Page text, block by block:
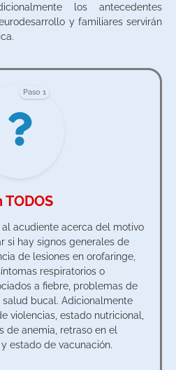
los antecedentes
y familiares servirán
TODOS
acudiente acerca del motivo
si hay signos generales de
de lesiones en orofaringe,
respiratorios o
a fiebre, problemas de
salud bucal. Adicionalmente
violencias, estado nutricional,
de anemia, retraso en el
estado de vacunación.
Paso 1